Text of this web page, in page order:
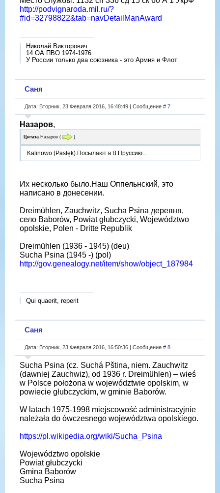
http://podvignaroda.mil.ru/?
#id=32798822&tab=navDetailManAward
Николай Викторович
14 ОА ПВО 1974-1976
У России только два союзника - это Армия и Флот
Саня
Дата: Вторник, 23 Февраля 2016, 16:48:49 | Сообщение # 7
Назаров,
Цитата Назаров ( )
Kalinowo (Pasłęk).Посылают в В.Пруссию...
Их несколько было.Наш Оппельнский, это
написано в донесении.
Dreimühlen, Zauchwitz, Sucha Psina деревня,
село Baborów, Powiat głubczycki, Województwo
opolskie, Polen - Dritte Republik
Dreimühlen (1936 - 1945) (deu)
Sucha Psina (1945 -) (pol)
http://gov.genealogy.net/item/show/object_187984
Qui quaerit, reperit
Саня
Дата: Вторник, 23 Февраля 2016, 16:50:36 | Сообщение # 8
Sucha Psina (cz. Suchá Pština, niem. Zauchwitz
(dawniej Zauchwiz), od 1936 r. Dreimühlen) – wieś
w Polsce położona w województwie opolskim, w
powiecie głubczyckim, w gminie Baborów.
W latach 1975-1998 miejscowość administracyjnie
należała do ówczesnego województwa opolskiego.
https://pl.wikipedia.org/wiki/Sucha_Psina
Województwo opolskie
Powiat głubczycki
Gmina Baborów
Sucha Psina